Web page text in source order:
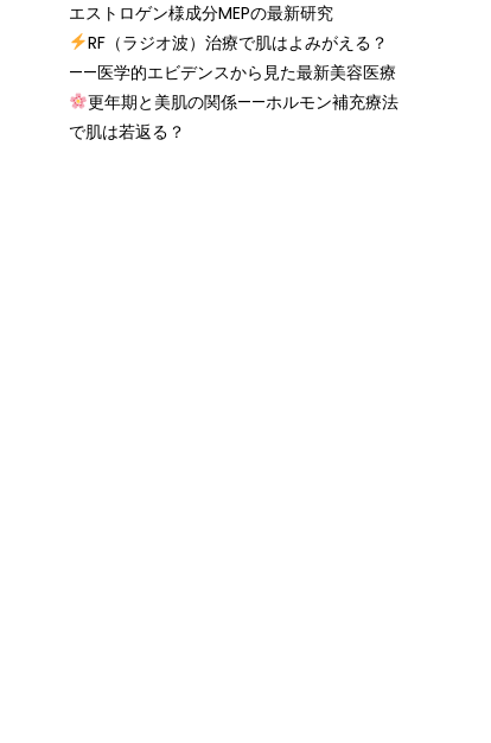
エストロゲン様成分MEPの最新研究
RF（ラジオ波）治療で肌はよみがえる？
——医学的エビデンスから見た最新美容医療
更年期と美肌の関係——ホルモン補充療法
で肌は若返る？